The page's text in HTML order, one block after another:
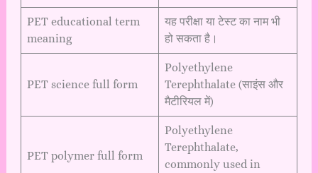
PET educational term
meaning
यह परीक्षा या टेस्ट का नाम भी
हो सकता है।
PET science full form
Polyethylene
Terephthalate (साइंस और
मैटीरियल में)
PET polymer full form
Polyethylene
Terephthalate,
commonly used in